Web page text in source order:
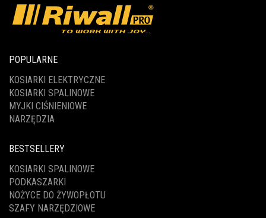
POPULARNE
KOSIARKI ELEKTRYCZNE
KOSIARKI SPALINOWE
MYJKI CIŚNIENIOWE
NARZĘDZIA
BESTSELLERY
KOSIARKI SPALINOWE
PODKASZARKI
NOŻYCE DO ŻYWOPŁOTU
SZAFY NARZĘDZIOWE